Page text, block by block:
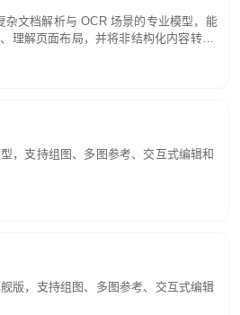
杂文档解析与 OCR 场景的专业模型，能
理解页面布局，并将非结构化内容转换
的结构化结果。
，支持组图、多图参考、交互式编辑和
版，支持组图、多图参考、交互式编辑